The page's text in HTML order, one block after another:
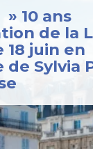
10 ans
de la
18 juin en
de Sylvia